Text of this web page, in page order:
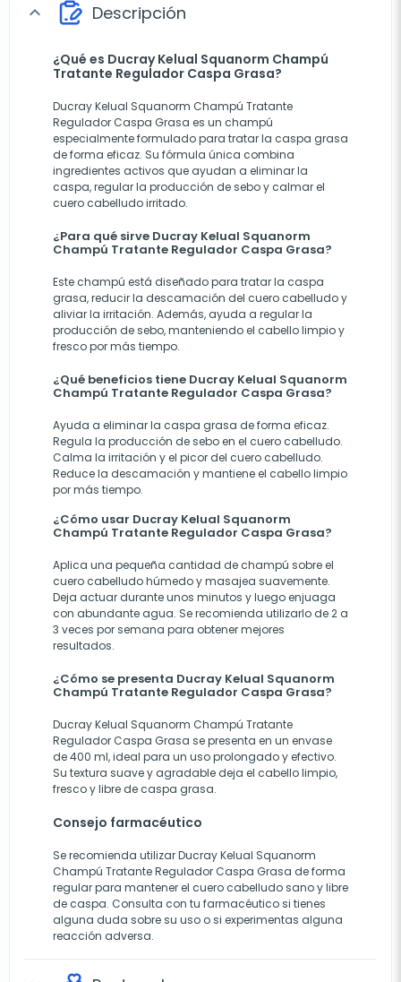
expand_more Descripción
¿Qué es Ducray Kelual Squanorm Champú
Tratante Regulador Caspa Grasa?
Ducray Kelual Squanorm Champú Tratante
Regulador Caspa Grasa es un champú
especialmente formulado para tratar la caspa grasa
de forma eficaz. Su fórmula única combina
ingredientes activos que ayudan a eliminar la
caspa, regular la producción de sebo y calmar el
cuero cabelludo irritado.
¿Para qué sirve Ducray Kelual Squanorm
Champú Tratante Regulador Caspa Grasa?
Este champú está diseñado para tratar la caspa
grasa, reducir la descamación del cuero cabelludo y
aliviar la irritación. Además, ayuda a regular la
producción de sebo, manteniendo el cabello limpio y
fresco por más tiempo.
¿Qué beneficios tiene Ducray Kelual Squanorm
Champú Tratante Regulador Caspa Grasa?
Ayuda a eliminar la caspa grasa de forma eficaz.
Regula la producción de sebo en el cuero cabelludo.
Calma la irritación y el picor del cuero cabelludo.
Reduce la descamación y mantiene el cabello limpio
por más tiempo.
¿Cómo usar Ducray Kelual Squanorm
Champú Tratante Regulador Caspa Grasa?
Aplica una pequeña cantidad de champú sobre el
cuero cabelludo húmedo y masajea suavemente.
Deja actuar durante unos minutos y luego enjuaga
con abundante agua. Se recomienda utilizarlo de 2 a
3 veces por semana para obtener mejores
resultados.
¿Cómo se presenta Ducray Kelual Squanorm
Champú Tratante Regulador Caspa Grasa?
Ducray Kelual Squanorm Champú Tratante
Regulador Caspa Grasa se presenta en un envase
de 400 ml, ideal para un uso prolongado y efectivo.
Su textura suave y agradable deja el cabello limpio,
fresco y libre de caspa grasa.
Consejo farmacéutico
Se recomienda utilizar Ducray Kelual Squanorm
Champú Tratante Regulador Caspa Grasa de forma
regular para mantener el cuero cabelludo sano y libre
de caspa. Consulta con tu farmacéutico si tienes
alguna duda sobre su uso o si experimentas alguna
reacción adversa.